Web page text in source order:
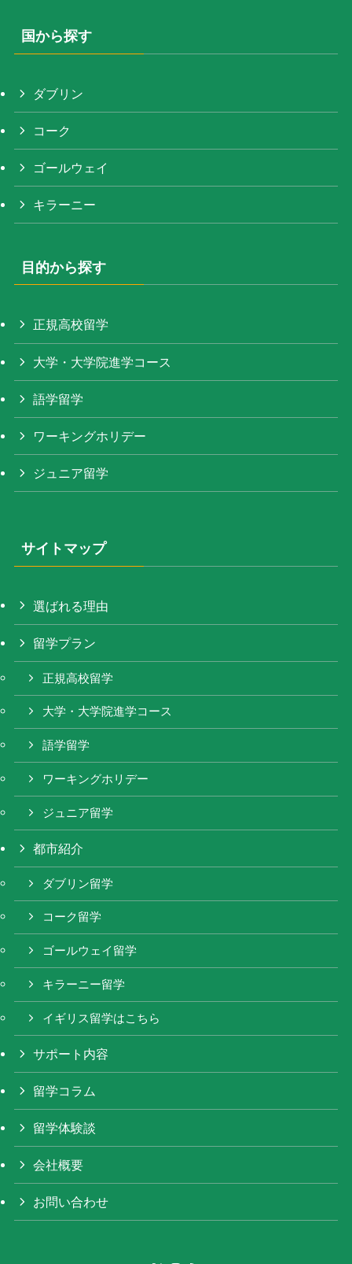
国から探す
ダブリン
コーク
ゴールウェイ
キラーニー
目的から探す
正規高校留学
大学・大学院進学コース
語学留学
ワーキングホリデー
ジュニア留学
サイトマップ
選ばれる理由
留学プラン
正規高校留学
大学・大学院進学コース
語学留学
ワーキングホリデー
ジュニア留学
都市紹介
ダブリン留学
コーク留学
ゴールウェイ留学
キラーニー留学
イギリス留学はこちら
サポート内容
留学コラム
留学体験談
会社概要
お問い合わせ